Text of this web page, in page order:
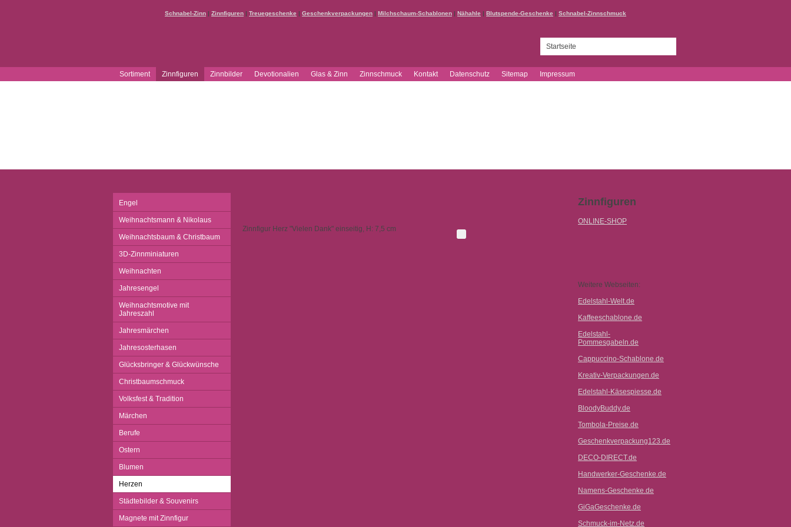
Schnabel-Zinn | Zinnfiguren | Treuegeschenke | Geschenkverpackungen | Milchschaum-Schablonen | Nähahle | Blutspende-Geschenke | Schnabel-Zinnschmuck
Startseite
Sortiment Zinnfiguren Zinnbilder Devotionalien Glas & Zinn Zinnschmuck Kontakt Datenschutz Sitemap Impressum
Engel
Weihnachtsmann & Nikolaus
Weihnachtsbaum & Christbaum
3D-Zinnminiaturen
Weihnachten
Jahresengel
Weihnachtsmotive mit
Jahreszahl
Jahresmärchen
Jahresosterhasen
Glücksbringer & Glückwünsche
Christbaumschmuck
Volksfest & Tradition
Märchen
Berufe
Ostern
Blumen
Herzen
Städtebilder & Souvenirs
Magnete mit Zinnfigur
Zinnfigur Herz "Vielen Dank" einseitig, H: 7,5 cm
Zinnfiguren
ONLINE-SHOP
Weitere Webseiten:
Edelstahl-Welt.de
Kaffeeschablone.de
Edelstahl-
Pommesgabeln.de
Cappuccino-Schablone.de
Kreativ-Verpackungen.de
Edelstahl-Käsespiesse.de
BloodyBuddy.de
Tombola-Preise.de
Geschenkverpackung123.de
DECO-DIRECT.de
Handwerker-Geschenke.de
Namens-Geschenke.de
GiGaGeschenke.de
Schmuck-im-Netz.de